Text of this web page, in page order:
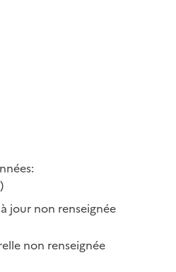
jour non renseignée
non renseignée